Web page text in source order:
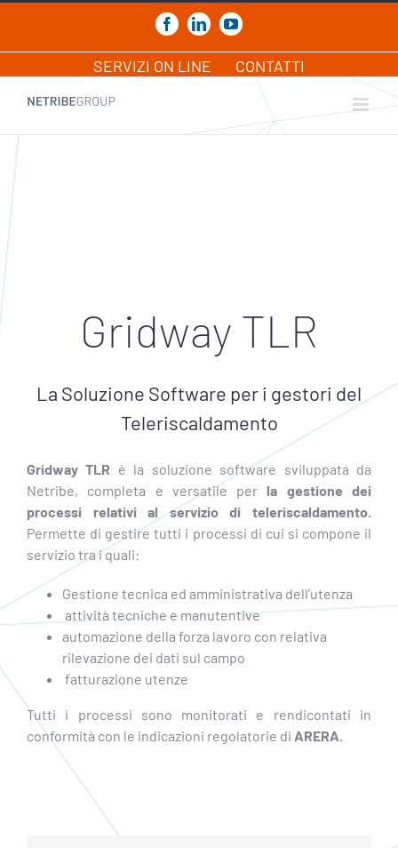
contenuto
FacebookLinkedInYouTube
SERVIZI ON LINE CONTATTI
Gridway TLR
La Soluzione Software per i gestori del
Teleriscaldamento
Gridway TLR è la soluzione software sviluppata da
Netribe, completa e versatile per la gestione dei
processi relativi al servizio di teleriscaldamento.
Permette di gestire tutti i processi di cui si compone il
servizio tra i quali:
Gestione tecnica ed amministrativa dell’utenza
attività tecniche e manutentive
automazione della forza lavoro con relativa
rilevazione dei dati sul campo
fatturazione utenze
Tutti i processi sono monitorati e rendicontati in
conformità con le indicazioni regolatorie di ARERA.